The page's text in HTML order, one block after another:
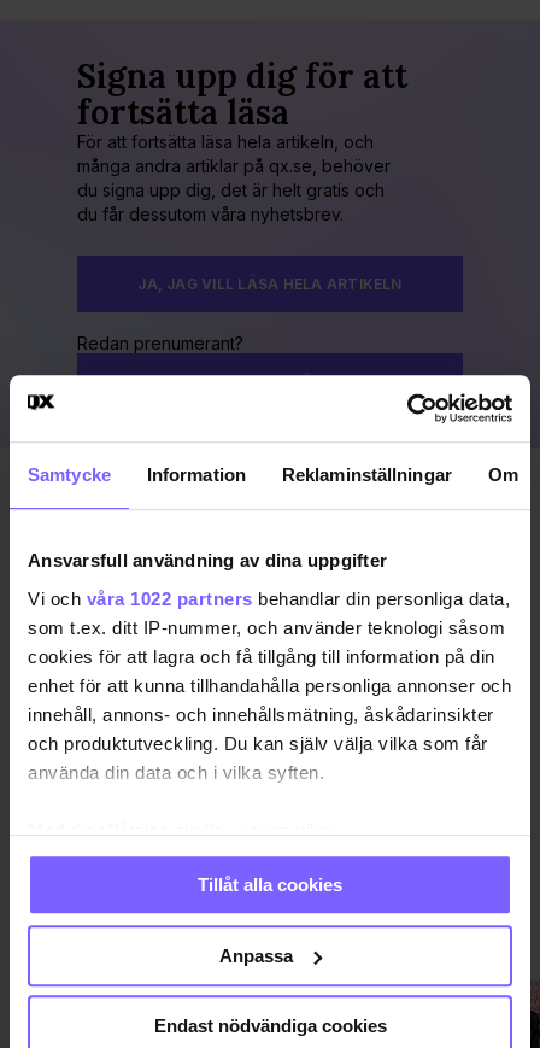
Samtycke Information Reklaminställningar Om
Ansvarsfull användning av dina uppgifter
Vi och våra 1022 partners behandlar din personliga data,
som t.ex. ditt IP-nummer, och använder teknologi såsom
cookies för att lagra och få tillgång till information på din
enhet för att kunna tillhandahålla personliga annonser och
innehåll, annons- och innehållsmätning, åskådarinsikter
och produktutveckling. Du kan själv välja vilka som får
använda din data och i vilka syften.
Med din tillåtelse skulle vi även vilja:
Samla in information om din geografiska plats
som kan ha en noggrannhet på upp till flera meter
Identifiera din enhet genom att aktivt skanna den
för specifika kännetecken (fingeravtryck)
Ta reda på mer om hur dina personliga uppgifter
Du kan ändra eller dra tillbaka ditt samtycke när som
Tillåt alla cookies
Anpassa
Endast nödvändiga cookies
Signa upp dig för att
fortsätta läsa
För att fortsätta läsa hela artikeln, och
många andra artiklar på qx.se, behöver
du signa upp dig, det är helt gratis och
du får dessutom våra nyhetsbrev.
JA, JAG VILL LÄSA HELA ARTIKELN
Redan prenumerant?
LOGGA IN HÄR!
Publicerad 2012-04-19
ELISABETH OHLSON KONST MAKODE LINDE
STOCKHOLM
DELA DEN HÄR ARTIKELN
KULTUR